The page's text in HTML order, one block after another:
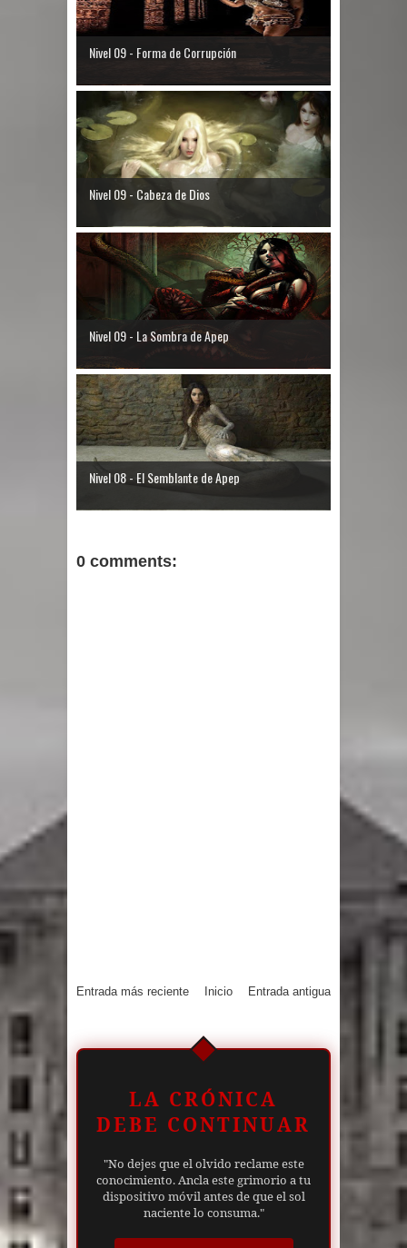
Nivel 09 - Forma de Corrupción
Nivel 09 - Cabeza de Dios
Nivel 09 - La Sombra de Apep
Nivel 08 - El Semblante de Apep
0 comments:
Entrada más reciente Entrada antigua
Inicio
LA CRÓNICA
DEBE CONTINUAR
"No dejes que el olvido reclame este
conocimiento. Ancla este grimorio a tu
dispositivo móvil antes de que el sol
naciente lo consuma."